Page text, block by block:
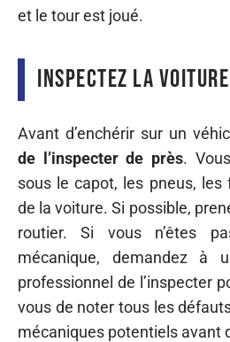
et le tour est joué.
Inspectez la voiture
Avant d’enchérir sur un
de l’inspecter de près.
sous le capot, les pneus, les
de la voiture. Si possible,
routier. Si vous n’êtes
mécanique, demandez
professionnel de l’inspecter
vous de noter tous les
mécaniques potentiels avant